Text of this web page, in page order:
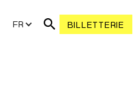
FR BILLETTERIE